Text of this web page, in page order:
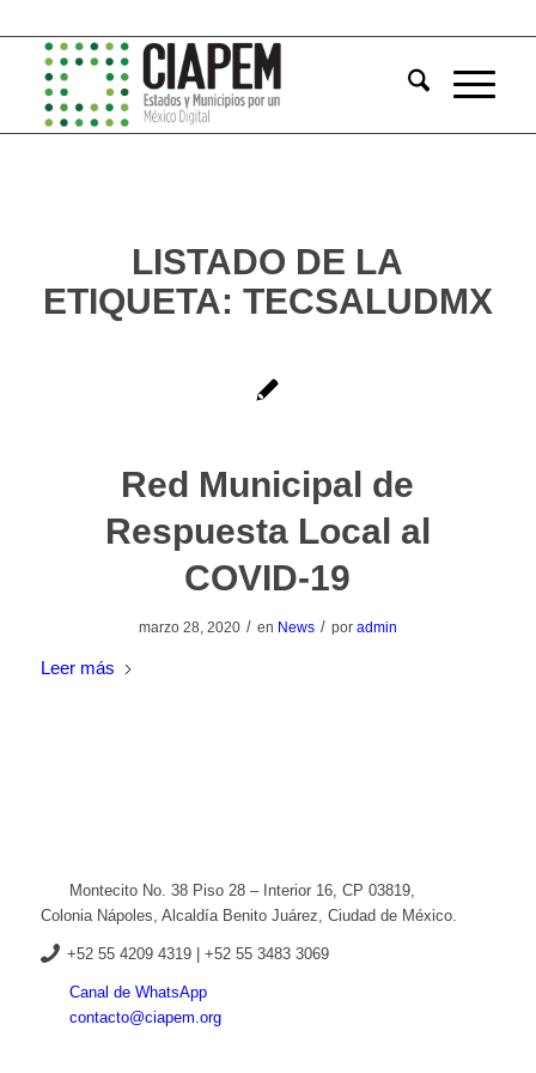
LISTADO DE LA
ETIQUETA: TECSALUDMX
Red Municipal de
Respuesta Local al
COVID-19
marzo 28, 2020 / en News / por admin
Leer más
Montecito No. 38 Piso 28 – Interior 16, CP 03819,
Colonia Nápoles, Alcaldía Benito Juárez, Ciudad de México.
+5255 4209 4319 |+52 55 3483 3069
Canal de WhatsApp
contacto@ciapem.org